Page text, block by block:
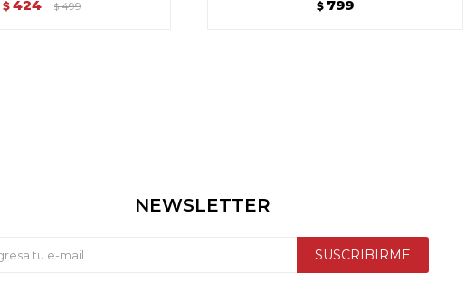
$ 424 $ 499 $ 799
NEWSLETTER
SUSCRIBIRME